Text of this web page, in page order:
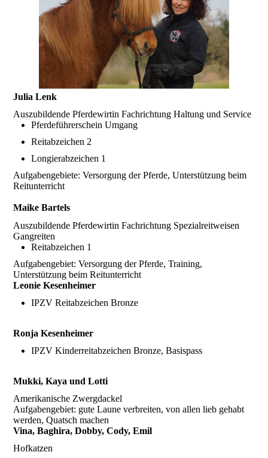
Julia Lenk
Auszubildende Pferdewirtin Fachrichtung Haltung und Service
Pferdeführerschein Umgang
Reitabzeichen 2
Longierabzeichen 1
Aufgabengebiete: Versorgung der Pferde, Unterstützung beim
Reitunterricht
Maike Bartels
Auszubildende Pferdewirtin Fachrichtung Spezialreitweisen
Gangreiten
Reitabzeichen 1
Aufgabengebiet: Versorgung der Pferde, Training,
Unterstützung beim Reitunterricht
Leonie Kesenheimer
IPZV Reitabzeichen Bronze
Ronja Kesenheimer
IPZV Kinderreitabzeichen Bronze, Basispass
Mukki, Kaya und Lotti
Amerikanische Zwergdackel
Aufgabengebiet: gute Laune verbreiten, von allen lieb gehabt
werden, Quatsch machen
Vina, Baghira, Dobby, Cody, Emil
Hofkatzen